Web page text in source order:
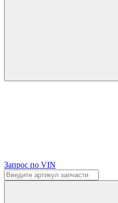
Запрос по VIN